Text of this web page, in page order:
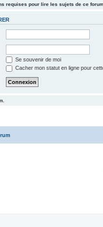
requises pour lire les sujets de ce
Se souvenir de moi
Cacher mon statut en ligne pour